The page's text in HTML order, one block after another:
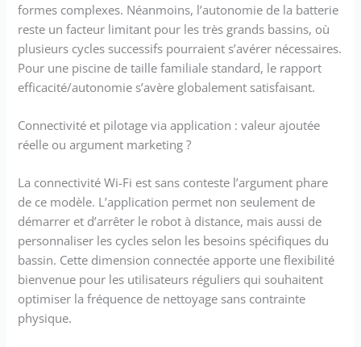
formes complexes. Néanmoins, l’autonomie de la batterie
reste un facteur limitant pour les très grands bassins, où
plusieurs cycles successifs pourraient s’avérer nécessaires.
Pour une piscine de taille familiale standard, le rapport
efficacité/autonomie s’avère globalement satisfaisant.
Connectivité et pilotage via application : valeur ajoutée
réelle ou argument marketing ?
La connectivité Wi-Fi est sans conteste l’argument phare
de ce modèle. L’application permet non seulement de
démarrer et d’arrêter le robot à distance, mais aussi de
personnaliser les cycles selon les besoins spécifiques du
bassin. Cette dimension connectée apporte une flexibilité
bienvenue pour les utilisateurs réguliers qui souhaitent
optimiser la fréquence de nettoyage sans contrainte
physique.